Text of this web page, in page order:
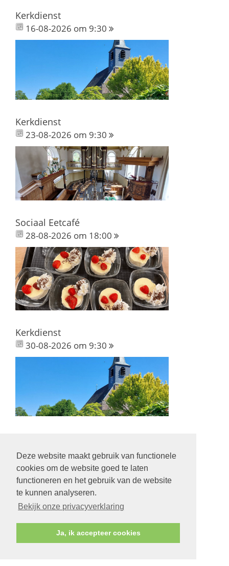
Deze website maakt gebruik van functionele
cookies om de website goed te laten
functioneren en het gebruik van de website
te kunnen analyseren.
Bekijk onze privacyverklaring
Ja, ik accepteer cookies
Kerkdienst
16-08-2026 om 9:30
Kerkdienst
23-08-2026 om 9:30
Sociaal Eetcafé
28-08-2026 om 18:00
Kerkdienst
30-08-2026 om 9:30
Volg ons op:
© Protestantse Gemeente Hurdegaryp
Contact
Veilige kerk Privacy